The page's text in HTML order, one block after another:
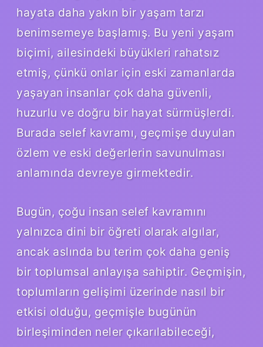
hayata daha yakın bir yaşam tarzı
benimsemeye başlamış. Bu yeni yaşam
biçimi, ailesindeki büyükleri rahatsız
etmiş, çünkü onlar için eski zamanlarda
yaşayan insanlar çok daha güvenli,
huzurlu ve doğru bir hayat sürmüşlerdi.
Burada selef kavramı, geçmişe duyulan
özlem ve eski değerlerin savunulması
anlamında devreye girmektedir.
Bugün, çoğu insan selef kavramını
yalnızca dini bir öğreti olarak algılar,
ancak aslında bu terim çok daha geniş
bir toplumsal anlayışa sahiptir. Geçmişin,
toplumların gelişimi üzerinde nasıl bir
etkisi olduğu, geçmişle bugünün
birleşiminden neler çıkarılabileceği,